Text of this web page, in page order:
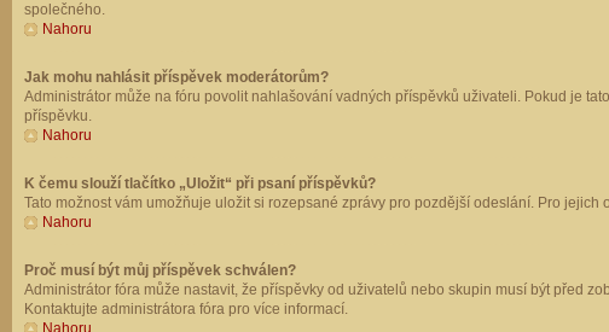
společného.
Nahoru
Jak mohu nahlásit příspěvek moderátorům?
Administrátor může na fóru povolit nahlašování vadných příspěvků uživateli. Pokud je
příspěvku.
Nahoru
K čemu slouží tlačítko „Uložit“ při psaní příspěvků?
Tato možnost vám umožňuje uložit si rozepsané zprávy pro pozdější odeslání. Pro
Nahoru
Proč musí být můj příspěvek schválen?
Administrátor fóra může nastavit, že příspěvky od uživatelů nebo skupin musí být před
Kontaktujte administrátora fóra pro více informací.
Nahoru